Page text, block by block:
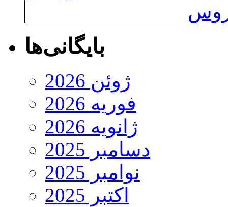
بایگانی‌ها
ژوئن 2026
فوریه 2026
ژانویه 2026
دسامبر 2025
نوامبر 2025
اکتبر 2025